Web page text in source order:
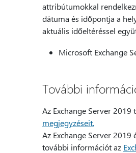
attribútumokkal
dátuma és időpontja a
aktuális időeltéréssel
Microsoft Exchange
További
Az Exchange Server
megjegyzéseit.
Az Exchange Server
további információt az